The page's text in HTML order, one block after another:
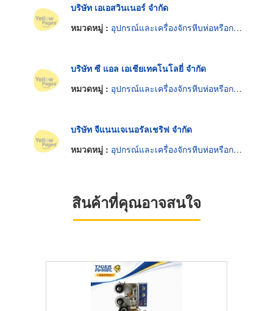
บริษัท เอเอสวินเนอร์ จำกัด
หมวดหมู่ : อุปกรณ์และเครื่องจักรหีบห่อหรือกล่องสินค้า
บริษัท ซี แอล เอเชียเทคโนโลยี่ จำกัด
หมวดหมู่ : อุปกรณ์และเครื่องจักรหีบห่อหรือกล่องสินค้า
บริษัท จีแนนเจเนอรัลเชริฟ จำกัด
หมวดหมู่ : อุปกรณ์และเครื่องจักรหีบห่อหรือกล่องสินค้า
สินค้าที่คุณอาจสนใจ